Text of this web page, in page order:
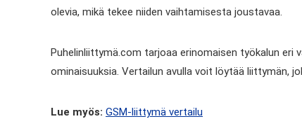
olevia, mikä tekee niiden vaihtamisesta joustavaa.
Puhelinliittymä.com tarjoaa erinomaisen työkalun eri
ominaisuuksia. Vertailun avulla voit löytää liittymän,
Lue myös: GSM-liittymä vertailu